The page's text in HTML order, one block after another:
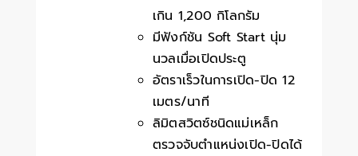
เกิน 1,200 กิโลกรัม
มีฟังก์ชัน Soft Start นุ่ม
นวลเมื่อเปิดประตู
อัตราเร็วในการเปิด-ปิด 12
เมตร/นาที
ลิมิตสวิตซ์ชนิดแม่เหล็ก
ตรวจจับตำแหน่งเปิด-ปิดได้